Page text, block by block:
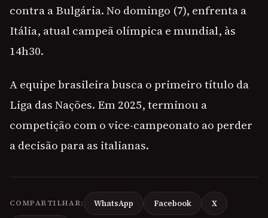
contra a Bulgária. No domingo (7), enfrenta a
Itália, atual campeã olímpica e mundial, às
14h30.
A equipe brasileira busca o primeiro título da
Liga das Nações. Em 2025, terminou a
competição com o vice-campeonato ao perder
a decisão para as italianas.
COMPARTILHAR: WhatsApp Facebook X